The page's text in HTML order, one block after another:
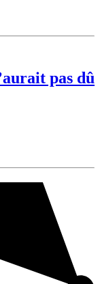
pas dû